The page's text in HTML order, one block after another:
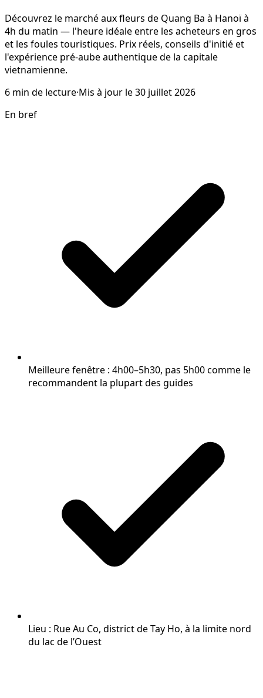
Découvrez le marché aux fleurs de Quang Ba à Hanoï à
4h du matin — l'heure idéale entre les acheteurs en gros
et les foules touristiques. Prix réels, conseils d'initié et
l'expérience pré-aube authentique de la capitale
vietnamienne.
6 min de lecture·Mis à jour le30 juillet 2026
En bref
Meilleure fenêtre : 4h00–5h30, pas 5h00 comme le
recommandent la plupart des guides
Lieu : Rue Au Co, district de Tay Ho, à la limite nord
du lac de l’Ouest